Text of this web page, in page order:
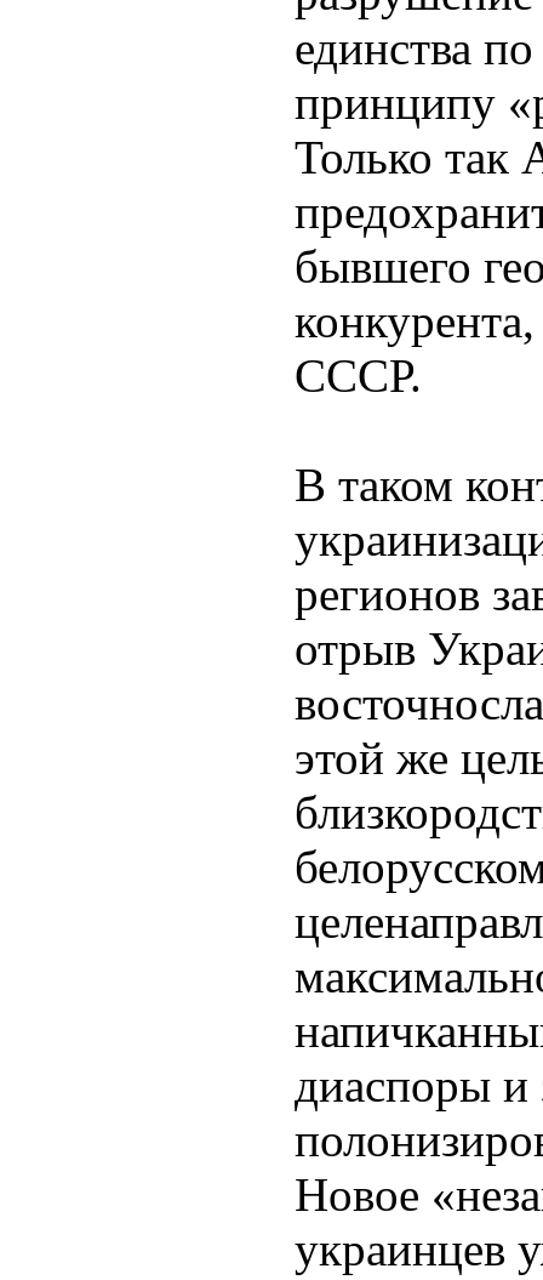
единства
принципу
Только так
бывшего
СССР.
В таком
регионов
отрыв
этой же
диаспоры и
Новое
украинцев